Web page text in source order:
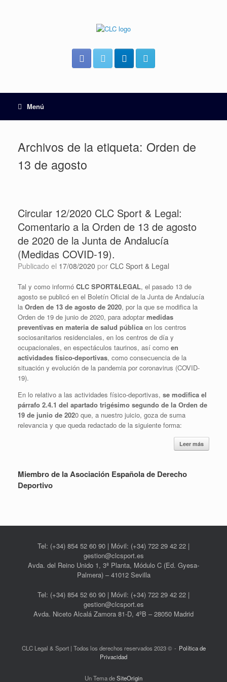
Menú
Archivos de la etiqueta: Orden de
13 de agosto
Circular 12/2020 CLC Sport & Legal:
Comentario a la Orden de 13 de agosto
de 2020 de la Junta de Andalucía
(Medidas COVID-19).
Publicado el 17/08/2020 por CLC Sport & Legal
Tal y como informó CLC SPORT&LEGAL, el pasado 13 de
agosto se publicó en el Boletín Oficial de la Junta de Andalucía
la Orden de 13 de agosto de 2020, por la que se modifica la
Orden de 19 de junio de 2020, para adoptarmedidas
preventivas en materia de salud pública en los centros
sociosanitarios residenciales, en los centros de día y
ocupacionales, en espectáculos taurinos, así como en
actividades físico-deportivas, como consecuencia de la
situación y evolución de la pandemia por coronavirus (COVID-
19).
En lo relativo a las actividades físico-deportivas, se modifica el
párrafo 2.4.1 del apartado trigésimo segundo de la Orden de
19 de junio de 2020 que, a nuestro juicio, goza de suma
relevancia y que queda redactado de la siguiente forma:
Leer más
Miembro de la Asociación Española de Derecho
Deportivo
Tel: (+34) 854 52 60 90 | Móvil: (+34) 722 29 42 22 |
gestion@clcsport.es
Avda. del Reino Unido 1, 3ª Planta, Módulo C (Ed. Gyesa-
Palmera) – 41012 Sevilla
Tel: (+34) 854 52 60 90 | Móvil: (+34) 722 29 42 22 |
gestion@clcsport.es
Avda. Niceto Alcalá Zamora 81-D, 4ºB – 28050 Madrid
CLC Legal & Sport | Todos los derechos reservados 2023 ©
Política de
Privacidad
Un Tema deSiteOrigin